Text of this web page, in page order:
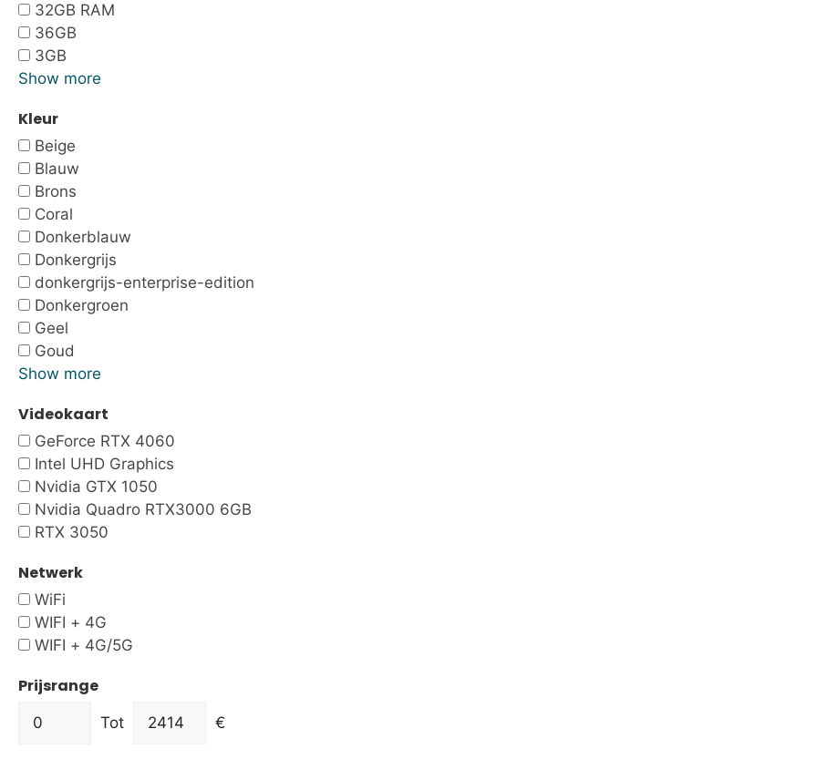
32GB RAM
36GB
3GB
Show more
Kleur
Beige
Blauw
Brons
Coral
Donkerblauw
Donkergrijs
donkergrijs-enterprise-edition
Donkergroen
Geel
Goud
Show more
Videokaart
GeForce RTX 4060
Intel UHD Graphics
Nvidia GTX 1050
Nvidia Quadro RTX3000 6GB
RTX 3050
Netwerk
WiFi
WIFI + 4G
WIFI + 4G/5G
Prijsrange
Tot €